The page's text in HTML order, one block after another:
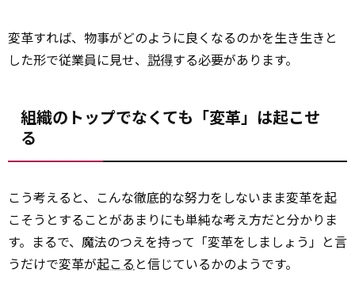
変革すれば、物事がどのように良くなるのかを生き生きと
した形で従業員に見せ、 説得する必要があります。
組織のトップでなくても「変革」は起こせ
る
こう考えると、こんな徹底的な努力をしないまま変革を起
こそうとすることがあまりにも単純な考え方だと分かりま
す。まるで、魔法のつえを持って「変革をしましょう」と言
うだけで変革が起こる と信じているかのようです。